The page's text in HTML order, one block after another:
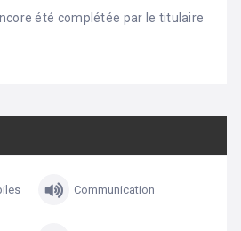
été complétée par le titulaire
Communication